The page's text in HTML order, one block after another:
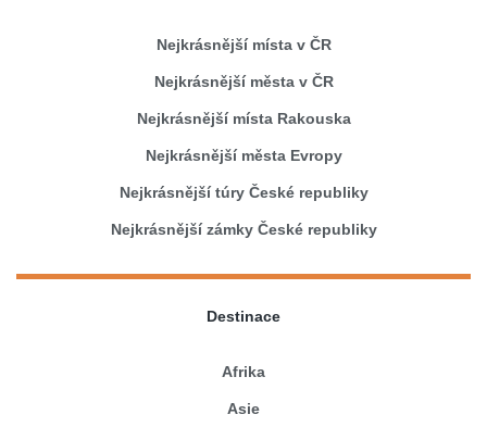
Nejkrásnější místa v ČR
Nejkrásnější města v ČR
Nejkrásnější místa Rakouska
Nejkrásnější města Evropy
Nejkrásnější túry České republiky
Nejkrásnější zámky České republiky
Destinace
Afrika
Asie